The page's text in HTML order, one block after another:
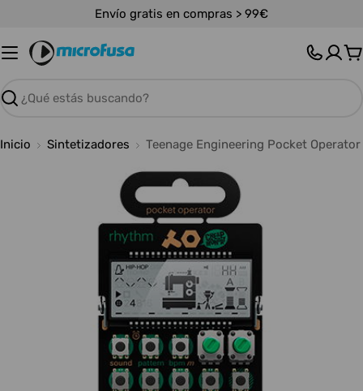
contenido
Envío gratis en compras > 99€
Buscar
Inicio Sintetizadores Teenage Engineering Pocket Operator
medios 0 en modal